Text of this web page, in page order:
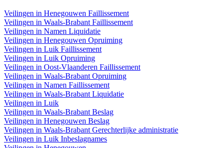
Veilingen in Henegouwen Faillissement
Veilingen in Waals-Brabant Faillissement
Veilingen in Namen Liquidatie
Veilingen in Henegouwen Opruiming
Veilingen in Luik Faillissement
Veilingen in Luik Opruiming
Veilingen in Oost-Vlaanderen Faillissement
Veilingen in Waals-Brabant Opruiming
Veilingen in Namen Faillissement
Veilingen in Waals-Brabant Liquidatie
Veilingen in Luik
Veilingen in Waals-Brabant Beslag
Veilingen in Henegouwen Beslag
Veilingen in Waals-Brabant Gerechterlijke administratie
Veilingen in Luik Inbeslagnames